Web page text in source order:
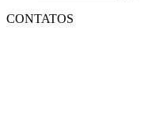
CONTATOS